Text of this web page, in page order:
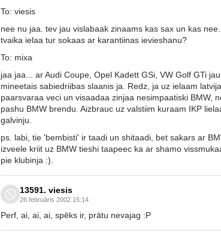
To: viesis
nee nu jaa. tev jau vislabaak zinaams kas sax un kas
tvaika ielaa tur sokaas ar karantiinas ievieshanu?
To: mixa
jaa jaa... ar Audi Coupe, Opel Kadett GSi, VW Golf GTi
mineetais sabiedriibas slaanis ja. Redz, ja uz ielaam
paarsvaraa veci un visaadaa zinjaa nesimpaatiski BMW,
pashu BMW brendu. Aizbrauc uz valstiim kuraam IKP
galvinju.
ps. labi, tie 'bembisti' ir taadi un shitaadi, bet sakars ar
izveele kriit uz BMW tieshi taapeec ka ar shamo
pie klubinja :).
13591. viesis
26.februāris 2002 15:14
Perf, ai, ai, ai, spēks ir, prātu nevajag :P